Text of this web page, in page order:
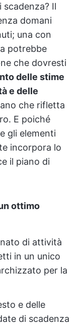
Il
domani
una con
potrebbe
che dovresti
delle stime
e delle
che rifletta
E poiché
gli elementi
incorpora lo
il piano di
ottimo
di attività
in un unico
per la
e delle
di scadenza